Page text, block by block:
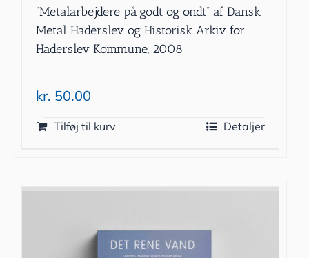
”Metalarbejdere på godt og ondt” af Dansk
Metal Haderslev og Historisk Arkiv for
Haderslev Kommune, 2008
kr. 50.00
Tilføj til kurv Detaljer